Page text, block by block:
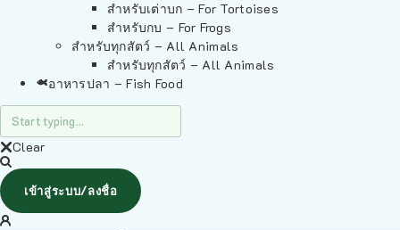
สำหรับเต่าบก – For Tortoises
สำหรับกบ – For Frogs
สำหรับทุกสัตว์ – All Animals
สำหรับทุกสัตว์ – All Animals
อาหารปลา – Fish Food
Clear
เข้าสู่ระบบ/ลงชื่อ